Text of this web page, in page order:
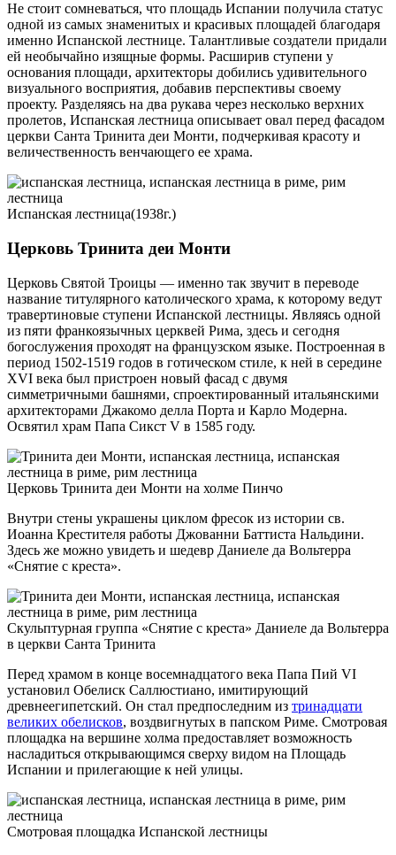
Не стоит сомневаться, что площадь Испании получила статус
одной из самых знаменитых и красивых площадей благодаря
именно Испанской лестнице. Талантливые создатели придали
ей необычайно изящные формы. Расширив ступени у
основания площади, архитекторы добились удивительного
визуального восприятия, добавив перспективы своему
проекту. Разделяясь на два рукава через несколько верхних
пролетов, Испанская лестница описывает овал перед фасадом
церкви Санта Тринита деи Монти, подчеркивая красоту и
величественность венчающего ее храма.
Испанская лестница(1938г.)
Церковь Тринита деи Монти
Церковь Святой Троицы — именно так звучит в переводе
название титулярного католического храма, к которому ведут
травертиновые ступени Испанской лестницы. Являясь одной
из пяти франкоязычных церквей Рима, здесь и сегодня
богослужения проходят на французском языке. Построенная в
период 1502-1519 годов в готическом стиле, к ней в середине
XVI века был пристроен новый фасад с двумя
симметричными башнями, спроектированный итальянскими
архитекторами Джакомо делла Порта и Карло Модерна.
Освятил храм Папа Сикст V в 1585 году.
Церковь Тринита деи Монти на холме Пинчо
Внутри стены украшены циклом фресок из истории св.
Иоанна Крестителя работы Джованни Баттиста Нальдини.
Здесь же можно увидеть и шедевр Даниеле да Вольтерра
«Снятие с креста».
Скульптурная группа «Снятие с креста» Даниеле да Вольтерра
в церкви Санта Тринита
Перед храмом в конце восемнадцатого века Папа Пий VI
установил Обелиск Саллюстиано, имитирующий
древнеегипетский. Он стал предпоследним из тринадцати
великих обелисков, воздвигнутых в папском Риме. Смотровая
площадка на вершине холма предоставляет возможность
насладиться открывающимся сверху видом на Площадь
Испании и прилегающие к ней улицы.
Смотровая площадка Испанской лестницы